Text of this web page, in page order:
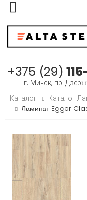
Меню
+375 (29)
г. Минск, пр.
Каталог
Каталог
Ламинат Egger